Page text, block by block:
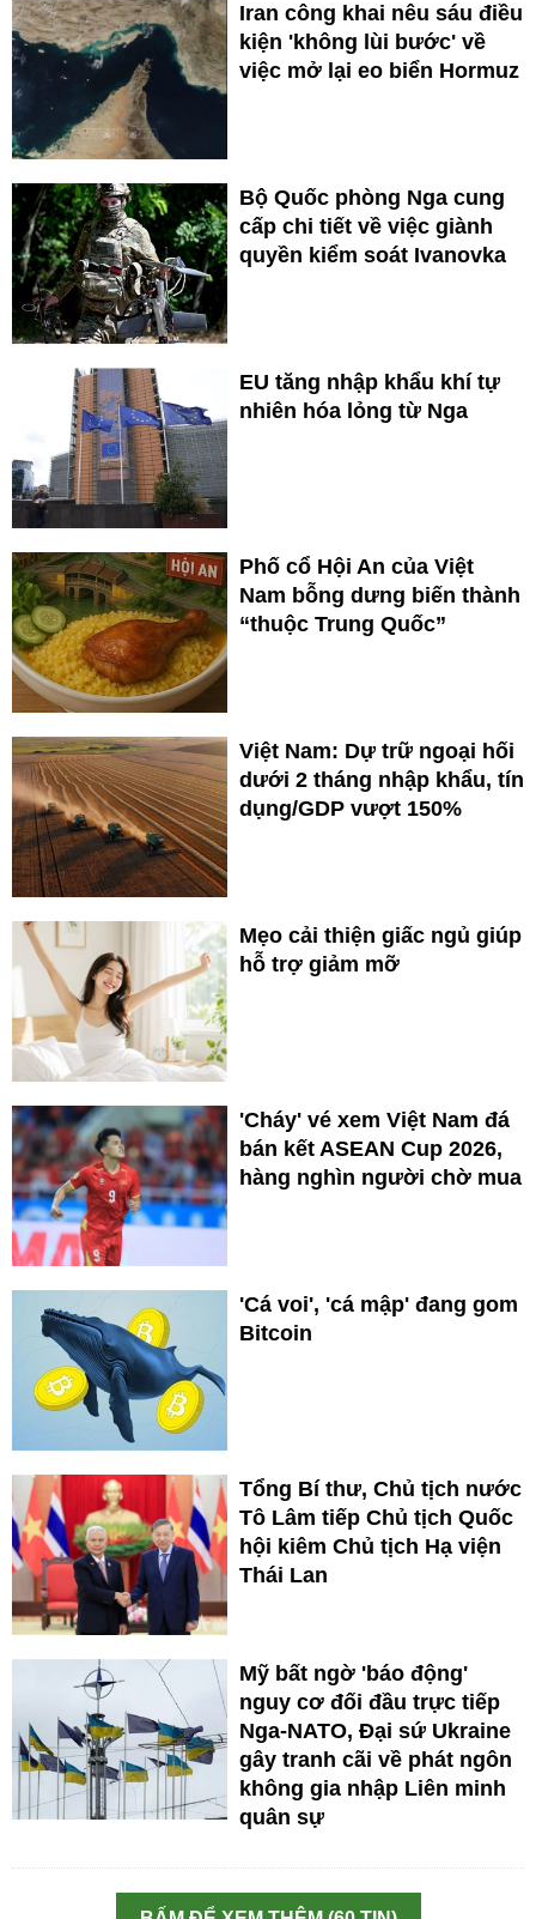
Iran công khai nêu sáu điều
kiện 'không lùi bước' về
việc mở lại eo biển Hormuz
Bộ Quốc phòng Nga cung
cấp chi tiết về việc giành
quyền kiểm soát Ivanovka
EU tăng nhập khẩu khí tự
nhiên hóa lỏng từ Nga
Phố cổ Hội An của Việt
Nam bỗng dưng biến thành
“thuộc Trung Quốc”
Việt Nam: Dự trữ ngoại hối
dưới 2 tháng nhập khẩu, tín
dụng/GDP vượt 150%
Mẹo cải thiện giấc ngủ giúp
hỗ trợ giảm mỡ
'Cháy' vé xem Việt Nam đá
bán kết ASEAN Cup 2026,
hàng nghìn người chờ mua
'Cá voi', 'cá mập' đang gom
Bitcoin
Tổng Bí thư, Chủ tịch nước
Tô Lâm tiếp Chủ tịch Quốc
hội kiêm Chủ tịch Hạ viện
Thái Lan
Mỹ bất ngờ 'báo động'
nguy cơ đối đầu trực tiếp
Nga-NATO, Đại sứ Ukraine
gây tranh cãi về phát ngôn
không gia nhập Liên minh
quân sự